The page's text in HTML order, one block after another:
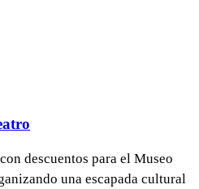
descuentos para el Museo
una escapada cultural